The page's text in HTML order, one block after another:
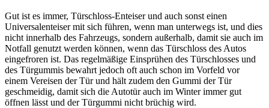
Gut ist es immer, Türschloss-Enteiser und auch sonst einen
Universalenteiser mit sich führen, wenn man unterwegs ist, und dies
nicht innerhalb des Fahrzeugs, sondern außerhalb, damit sie auch im
Notfall genutzt werden können, wenn das Türschloss des Autos
eingefroren ist. Das regelmäßige Einsprühen des Türschlosses und
des Türgummis bewahrt jedoch oft auch schon im Vorfeld vor
einem Vereisen der Tür und hält zudem den Gummi der Tür
geschmeidig, damit sich die Autotür auch im Winter immer gut
öffnen lässt und der Türgummi nicht brüchig wird.